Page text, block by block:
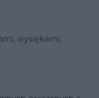
wysiękami,